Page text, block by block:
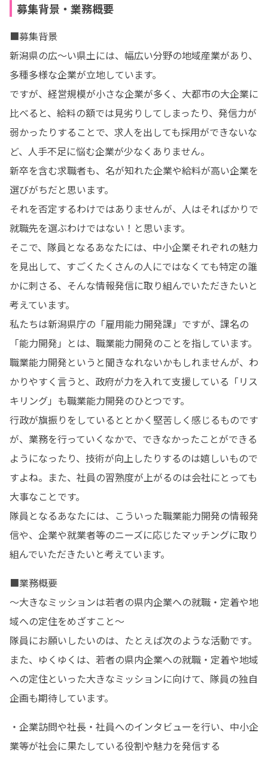
募集背景・業務概要
■募集背景
新潟県の広～い県土には、幅広い分野の地域産業があり、
多種多様な企業が立地しています。
ですが、経営規模が小さな企業が多く、大都市の大企業に
比べると、給料の額では見劣りしてしまったり、発信力が
弱かったりすることで、求人を出しても採用ができないな
ど、人手不足に悩む企業が少なくありません。
新卒を含む求職者も、名が知れた企業や給料が高い企業を
選びがちだと思います。
それを否定するわけではありませんが、人はそればかりで
就職先を選ぶわけではない！と思います。
そこで、隊員となるあなたには、中小企業それぞれの魅力
を見出して、すごくたくさんの人にではなくても特定の誰
かに刺さる、そんな情報発信に取り組んでいただきたいと
考えています。
私たちは新潟県庁の「雇用能力開発課」ですが、課名の
「能力開発」とは、職業能力開発のことを指しています。
職業能力開発というと聞きなれないかもしれませんが、わ
かりやすく言うと、政府が力を入れて支援している「リス
キリング」も職業能力開発のひとつです。
行政が旗振りをしているととかく堅苦しく感じるものです
が、業務を行っていくなかで、できなかったことができる
ようになったり、技術が向上したりするのは嬉しいもので
すよね。また、社員の習熟度が上がるのは会社にとっても
大事なことです。
隊員となるあなたには、こういった職業能力開発の情報発
信や、企業や就業者等のニーズに応じたマッチングに取り
組んでいただきたいと考えています。
■業務概要
～大きなミッションは若者の県内企業への就職・定着や地
域への定住をめざすこと～
隊員にお願いしたいのは、たとえば次のような活動です。
また、ゆくゆくは、若者の県内企業への就職・定着や地域
への定住といった大きなミッションに向けて、隊員の独自
企画も期待しています。
・企業訪問や社長・社員へのインタビューを行い、中小企
業等が社会に果たしている役割や魅力を発信する